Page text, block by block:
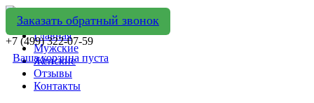
Заказать обратный звонок
+7 (499) 322-07-59
Ваша корзина пуста
Главная
Мужские
Женские
Отзывы
Контакты